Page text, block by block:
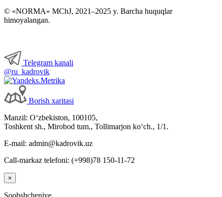
© «NORMA» MChJ, 2021–2025 y. Barcha huquqlar
himoyalangan.
Telegram kanali
@ru_kadrovik
Borish хaritasi
Manzil: Oʻzbekiston, 100105,
Toshkent sh., Mirobod tum., Tollimarjon koʻch., 1/1.
E-mail: admin@kadrovik.uz
Call-markaz telefoni: (+998)78 150-11-72
×
Soobshcheniye